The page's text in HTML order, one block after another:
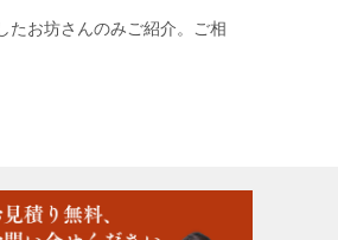
たお坊さんのみご紹介。ご相